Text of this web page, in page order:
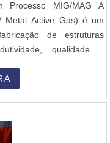
MIG/MAG A
Metal Active Gas) é um
de estruturas
qualidade e
que devem estar limpas,
automaticamente pela